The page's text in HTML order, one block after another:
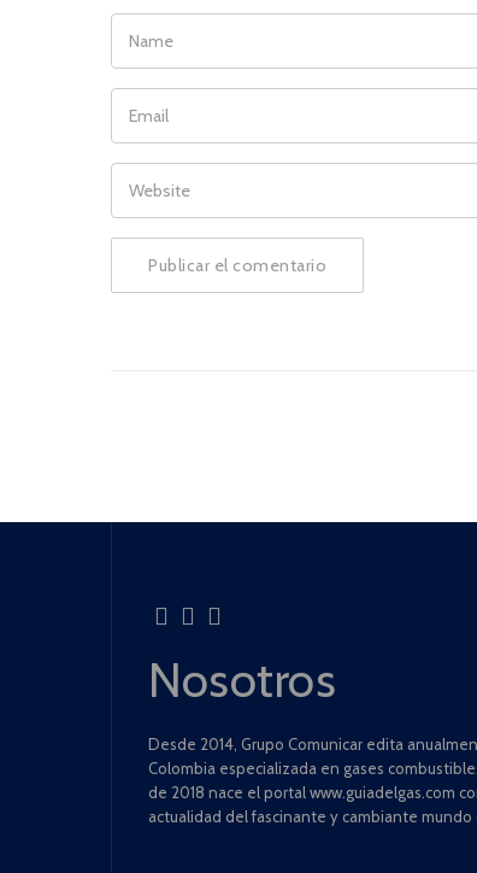
NAME
EMAIL
WEBSITE
Nosotros
Desde 2014, Grupo Comunicar edita
Colombia especializada en gases
de 2018 nace el portal www.guiadelgas.com
actualidad del fascinante y cambiante mundo